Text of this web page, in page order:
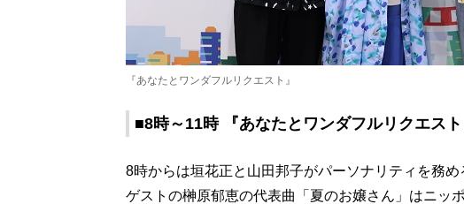
『あなたとワンダフルリクエスト』
■8時～11時 『あなたとワンダフルリクエスト
8時からは垣花正と山田邦子がパーソナリティを務め
ゲストの榊原郁恵の代表曲「夏のお嬢さん」はニッ